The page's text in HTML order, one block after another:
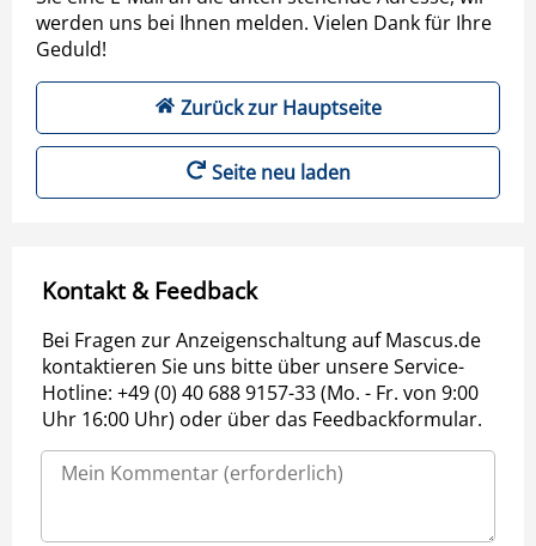
werden uns bei Ihnen melden. Vielen Dank für Ihre
Geduld!
Zurück zur Hauptseite
Seite neu laden
Kontakt & Feedback
Bei Fragen zur Anzeigenschaltung auf Mascus.de
kontaktieren Sie uns bitte über unsere Service-
Hotline: +49 (0) 40 688 9157-33 (Mo. - Fr. von 9:00
Uhr 16:00 Uhr) oder über das Feedbackformular.